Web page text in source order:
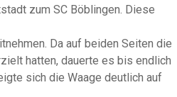
zum SC Böblingen. Diese
Da auf beiden Seiten die
hatten, dauerte es bis endlich
sich die Waage deutlich auf